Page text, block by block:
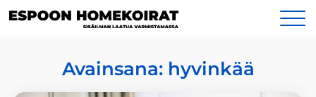
sisältöön
Yhteystiedot
Avainsana: hyvinkää